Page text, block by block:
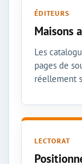
ÉDITEURS
Maisons
Les
pages de
réellement
LECTORAT